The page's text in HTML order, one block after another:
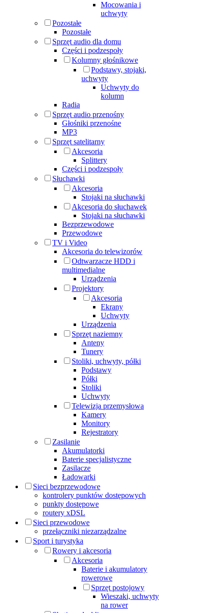
Mocowania i
uchwyty
Pozostałe
Pozostałe
Sprzęt audio dla domu
Części i podzespoły
Kolumny głośnikowe
Podstawy, stojaki,
uchwyty
Uchwyty do
kolumn
Radia
Sprzęt audio przenośny
Głośniki przenośne
MP3
Sprzęt satelitarny
Akcesoria
Splittery
Części i podzespoły
Słuchawki
Akcesoria
Stojaki na słuchawki
Akcesoria do słuchawek
Stojaki na słuchawki
Bezprzewodowe
Przewodowe
TV i Video
Akcesoria do telewizorów
Odtwarzacze HDD i
multimedialne
Urządzenia
Projektory
Akcesoria
Ekrany
Uchwyty
Urządzenia
Sprzęt naziemny
Anteny
Tunery
Stoliki, uchwyty, półki
Podstawy
Półki
Stoliki
Uchwyty
Telewizja przemysłowa
Kamery
Monitory
Rejestratory
Zasilanie
Akumulatorki
Baterie specjalistyczne
Zasilacze
Ładowarki
Sieci bezprzewodowe
kontrolery punktów dostępowych
punkty dostępowe
routery xDSL
Sieci przewodowe
przełączniki niezarządzalne
Sport i turystyka
Rowery i akcesoria
Akcesoria
Baterie i akumulatory
rowerowe
Sprzęt postojowy
Wieszaki, uchwyty
na rower